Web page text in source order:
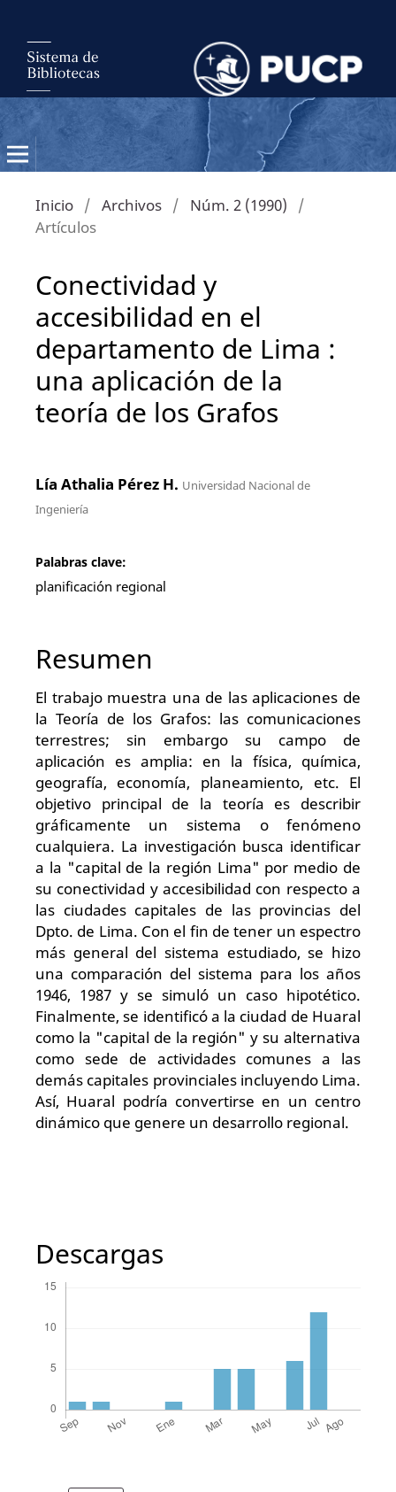
Inicio / Archivos / Núm. 2 (1990)
/
Artículos
Conectividad y
accesibilidad en el
departamento de Lima :
una aplicación de la
teoría de los Grafos
Lía Athalia Pérez H. Universidad Nacional de
Ingeniería
Palabras clave:
planificación regional
Resumen
El trabajo muestra una de las aplicaciones de
la Teoría de los Grafos: las comunicaciones
terrestres; sin embargo su campo de
aplicación es amplia: en la física, química,
geografía, economía, planeamiento, etc. El
objetivo principal de la teoría es describir
gráficamente un sistema o fenómeno
cualquiera. La investigación busca identificar
a la "capital de la región Lima" por medio de
su conectividad y accesibilidad con respecto a
las ciudades capitales de las provincias del
Dpto. de Lima. Con el fin de tener un espectro
más general del sistema estudiado, se hizo
una comparación del sistema para los años
1946, 1987 y se simuló un caso hipotético.
Finalmente, se identificó a la ciudad de Huaral
como la "capital de la región" y su alternativa
como sede de actividades comunes a las
demás capitales provinciales incluyendo Lima.
Así, Huaral podría convertirse en un centro
dinámico que genere un desarrollo regional.
Descargas